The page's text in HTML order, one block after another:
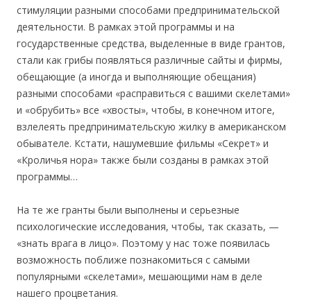
стимуляции разными способами предпринимательской
деятельности. В рамках этой программы и на
государственные средства, выделенные в виде грантов,
стали как грибы появляться различные сайты и фирмы,
обещающие (а иногда и выполняющие обещания)
разными способами «расправиться с вашими скелетами»
и «обрубить» все «хвосты», чтобы, в конечном итоге,
взлелеять предпринимательскую жилку в американском
обывателе. Кстати, нашумевшие фильмы «Секрет» и
«Кроличья нора» также были созданы в рамках этой
программы…
На те же гранты были выполнены и серьезные
психологические исследования, чтобы, так сказать, —
«знать врага в лицо». Поэтому у нас тоже появилась
возможность поближе познакомиться с самыми
популярными «скелетами», мешающими нам в деле
нашего процветания.